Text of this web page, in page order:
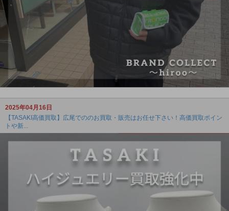
2025年04月16日
【TASAKI高価買取】広尾でののお買取・販売はお任せ下さい！高価買取ポイン
トや新...